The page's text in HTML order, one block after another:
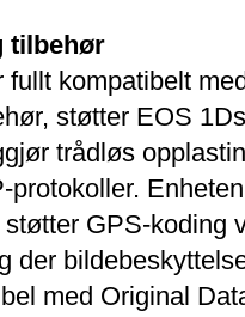
tilbehør
fullt kompatibelt
støtter EOS
trådløs
protokoller.
GPS-
der
med Original